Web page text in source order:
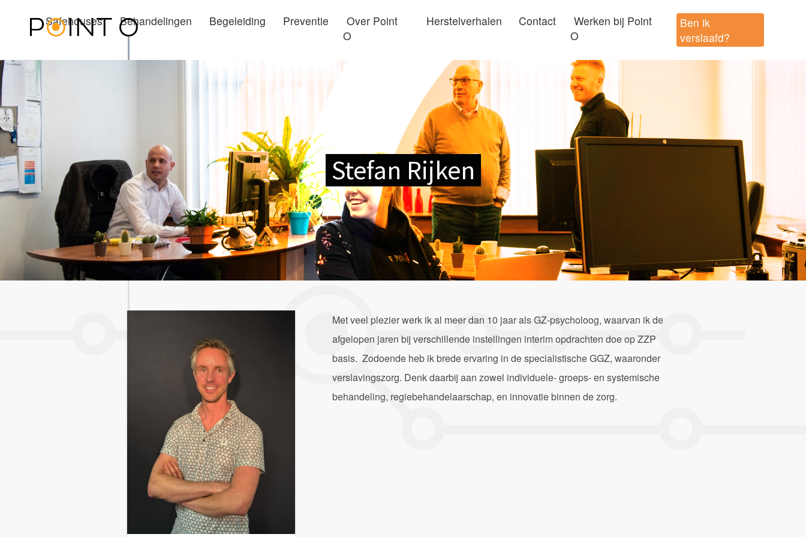
Safehouses Behandelingen Begeleiding Preventie
Over Point
O
Herstelverhalen Contact
Werken bij Point
O
Ben ik
verslaafd?
Stefan Rijken
Met veel plezier werk ik al meer dan 10 jaar als GZ-psycholoog, waarvan ik de
afgelopen jaren bij verschillende instellingen interim opdrachten doe op ZZP
basis. Zodoende heb ik brede ervaring in de specialistische GGZ, waaronder
verslavingszorg. Denk daarbij aan zowel individuele- groeps- en systemische
behandeling, regiebehandelaarschap, en innovatie binnen de zorg.